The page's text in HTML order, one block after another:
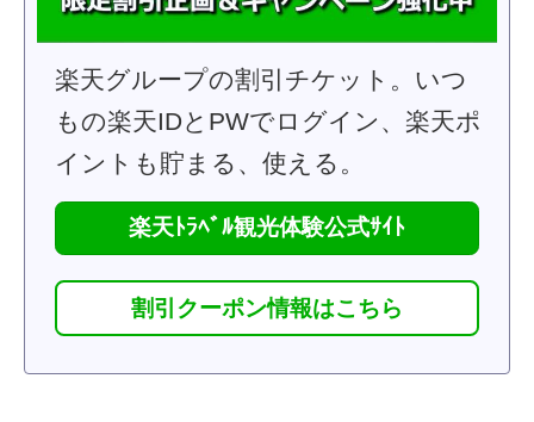
楽天グループの割引チケット。いつ
もの楽天IDとPWでログイン、楽天ポ
イントも貯まる、使える。
楽天ﾄﾗﾍﾞﾙ観光体験公式ｻｲﾄ
割引クーポン情報はこちら